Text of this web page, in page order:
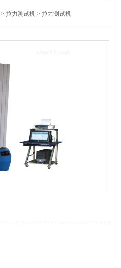
>拉力测试机 > 拉力测试机